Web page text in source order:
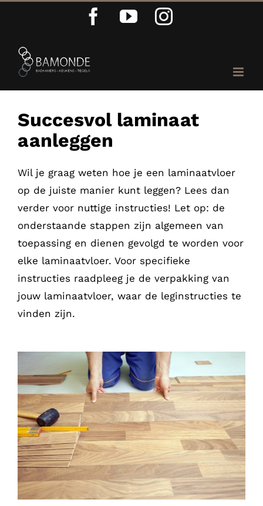
inhoud
Facebook
YouTubeInstagram
Succesvol laminaat
aanleggen
Wil je graag weten hoe je een laminaatvloer
op de juiste manier kunt leggen? Lees dan
verder voor nuttige instructies! Let op: de
onderstaande stappen zijn algemeen van
toepassing en dienen gevolgd te worden voor
elke laminaatvloer. Voor specifieke
instructies raadpleeg je de verpakking van
jouw laminaatvloer, waar de leginstructies te
vinden zijn.